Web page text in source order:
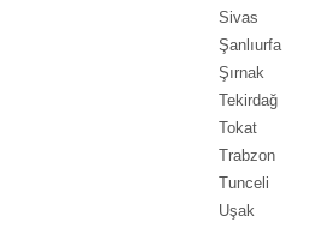
Sivas
Şanlıurfa
Şırnak
Tekirdağ
Tokat
Trabzon
Tunceli
Uşak